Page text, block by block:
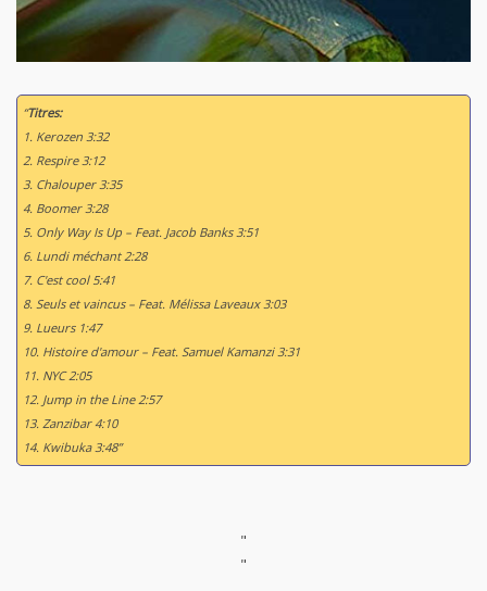
“Titres:
1. Kerozen 3:32
2. Respire 3:12
3. Chalouper 3:35
4. Boomer 3:28
5. Only Way Is Up – Feat. Jacob Banks 3:51
6. Lundi méchant 2:28
7. C'est cool 5:41
8. Seuls et vaincus – Feat. Mélissa Laveaux 3:03
9. Lueurs 1:47
10. Histoire d'amour – Feat. Samuel Kamanzi 3:31
11. NYC 2:05
12. Jump in the Line 2:57
13. Zanzibar 4:10
14. Kwibuka 3:48”
"
"